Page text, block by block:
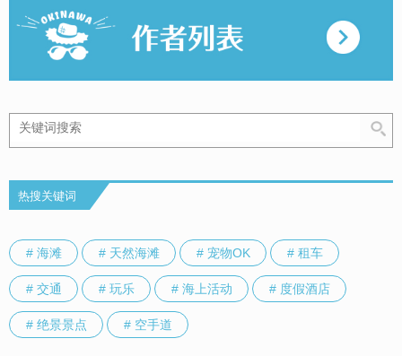
热搜关键词
# 海滩 # 天然海滩 # 宠物OK # 租车
# 交通 # 玩乐 # 海上活动 # 度假酒店
# 绝景景点 # 空手道